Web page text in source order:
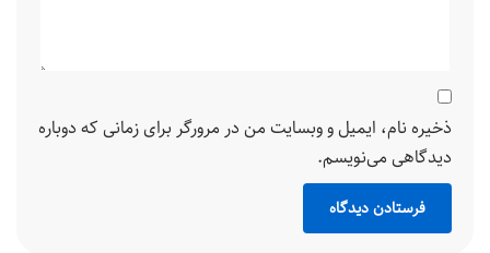
ذخیره نام، ایمیل و وبسایت من در مرورگر برای زمانی که دوباره
دیدگاهی می‌نویسم.